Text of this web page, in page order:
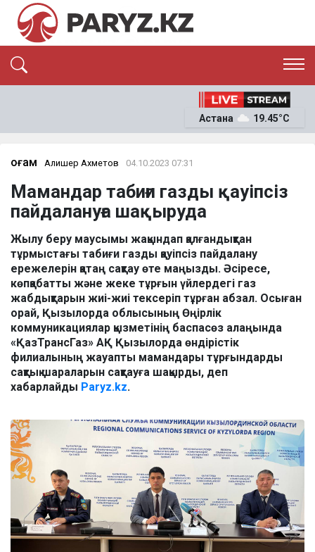
ЭКОНОМИКА
ОҚИҒА
News
Астана 19.45°C
Қоғам Алишер Ахметов 04.10.2023 07:31
Мамандар табиғи газды қауіпсіз
пайдалануға шақыруда
Жылу беру маусымы жақындап қалғандықтан
тұрмыстағы табиғи газды қауіпсіз пайдалану
ережелерін қатаң сақтау өте маңызды. Әсіресе,
көпқабатты және жеке тұрғын үйлердегі газ
жабдықтарын жиі-жиі тексеріп тұрған абзал. Осыған
орай, Қызылорда облысының Өңірлік
коммуникациялар қызметінің баспасөз алаңында
«ҚазТрансГаз» АҚ Қызылорда өндірістік
филиалының жауапты мамандары тұрғындарды
сақтық шараларын сақтауға шақырды, деп
хабарлайды Paryz.kz.